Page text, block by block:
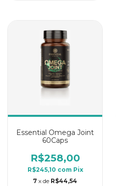
Essential Omega Joint
60Caps
R$258,00
R$245,10 com Pix
7 x de R$44,54